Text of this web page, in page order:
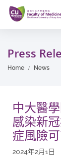
Skip
main
content
Press
Home News
中大醫
感染新
症風險
2024年2月1日